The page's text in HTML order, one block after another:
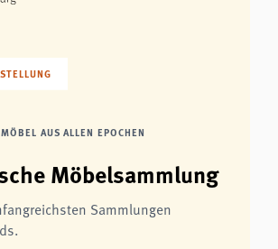
AUS ALLEN EPOCHEN
Möbelsammlung
Sammlungen